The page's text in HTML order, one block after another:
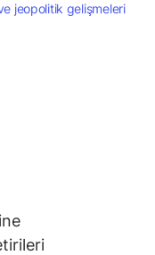
jeopolitik gelişmeleri